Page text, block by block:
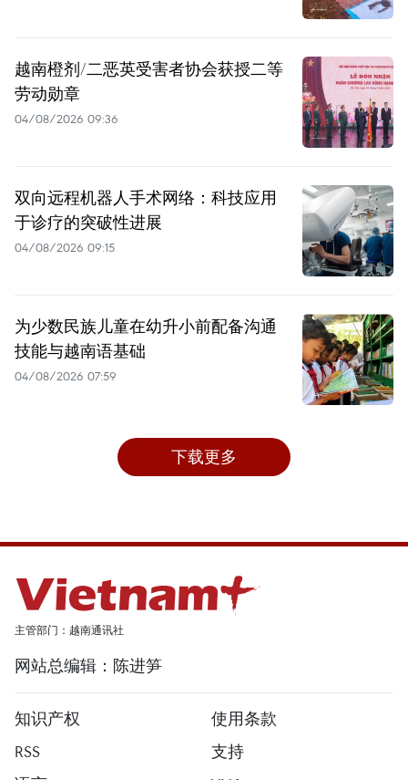
越南橙剂/二恶英受害者协会获授二等
劳动勋章
04/08/2026 09:36
双向远程机器人手术网络：科技应用
于诊疗的突破性进展
04/08/2026 09:15
为少数民族儿童在幼升小前配备沟通
技能与越南语基础
04/08/2026 07:59
下载更多
主管部门：越南通讯社
网站总编辑：陈进笋
知识产权
使用条款
RSS
支持